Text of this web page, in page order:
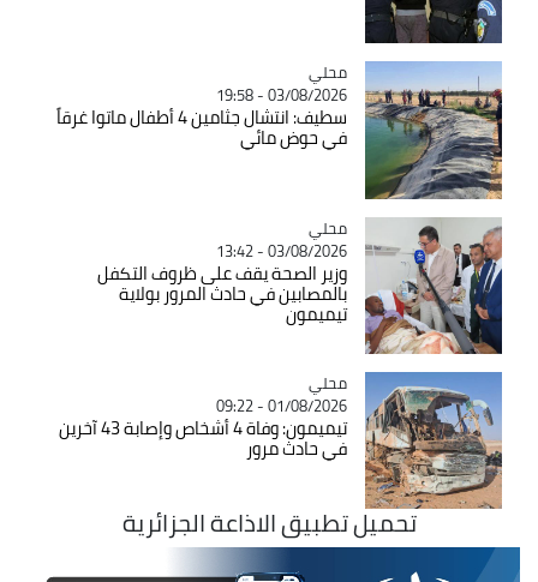
Catégorie
محلي
03/08/2026 - 19:58
سطيف: انتشال جثامين 4 أطفال ماتوا غرقاً
في حوض مائي
Catégorie
محلي
03/08/2026 - 13:42
وزير الصحة يقف على ظروف التكفل
بالمصابين في حادث المرور بولاية
تيميمون
Catégorie
محلي
01/08/2026 - 09:22
تيميمون: وفاة 4 أشخاص وإصابة 43 آخرين
في حادث مرور
تحميل تطبيق الاذاعة الجزائرية